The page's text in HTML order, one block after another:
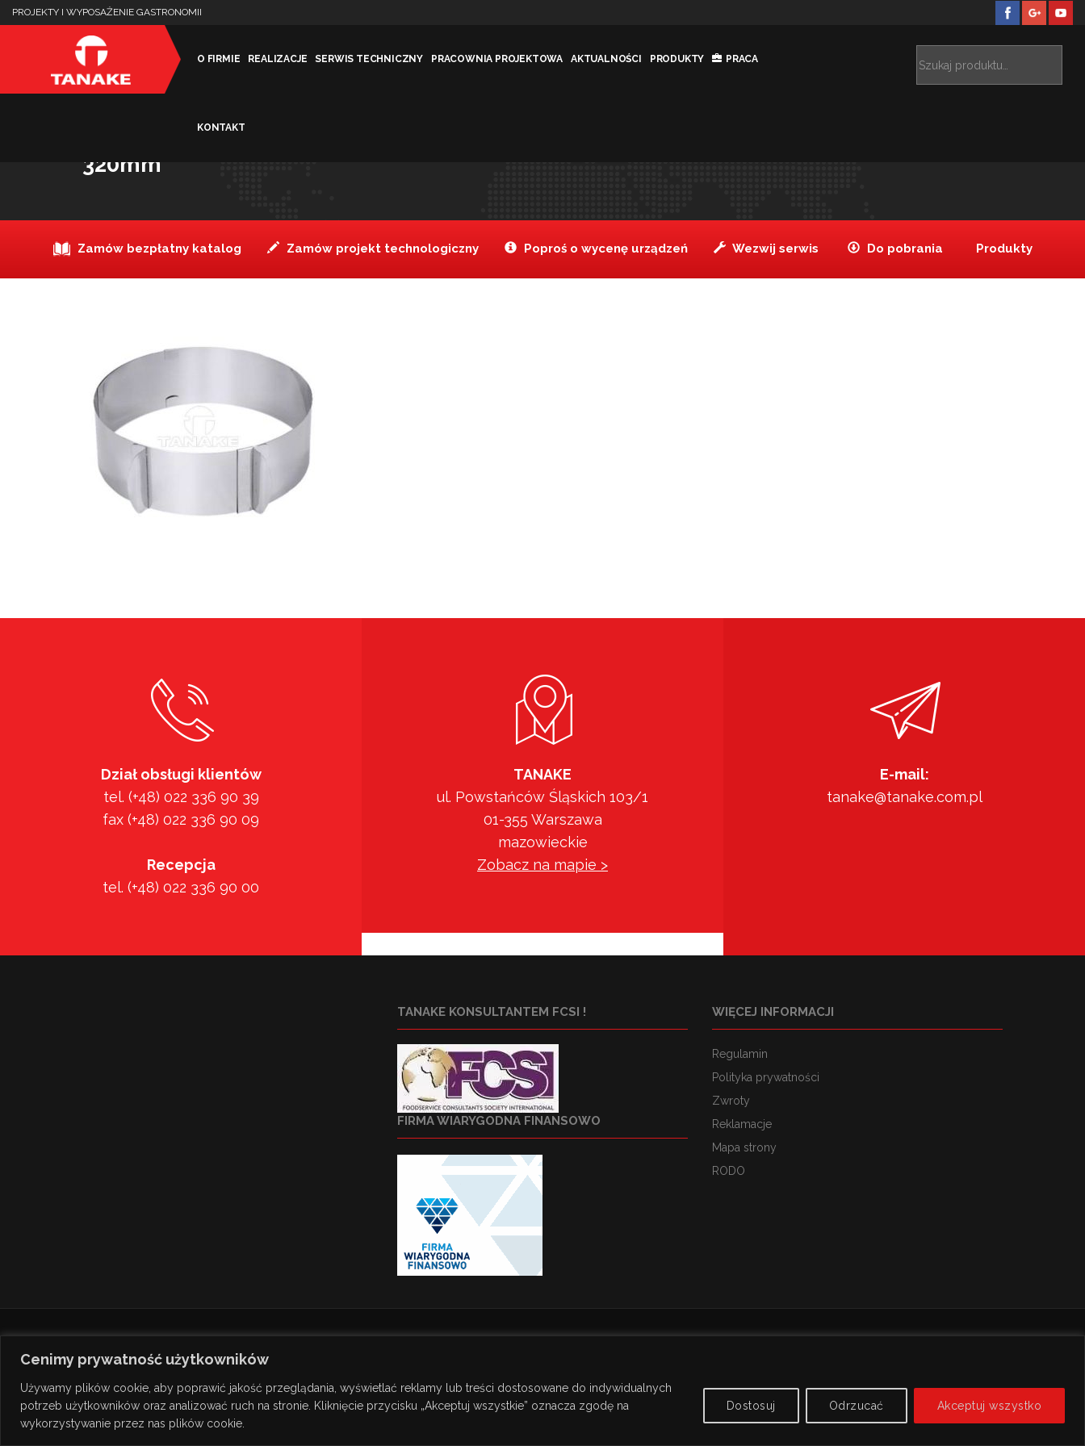
Cenimy prywatność użytkowników
Używamy plików cookie, aby poprawić jakość przeglądania, wyświetlać reklamy lub treści dostosowane do indywidualnych
potrzeb użytkowników oraz analizować ruch na stronie. Kliknięcie przycisku „Akceptuj wszystkie” oznacza zgodę na
wykorzystywanie przez nas plików cookie.
Dostosuj Odrzucać Akceptuj wszystko
PROJEKTY I WYPOSAŻENIE GASTRONOMII
O FIRMIE REALIZACJE SERWIS TECHNICZNY PRACOWNIA PROJEKTOWA AKTUALNOŚCI PRODUKTY PRACA
KONTAKT
320mm
Zamów bezpłatny katalog Zamów projekt technologiczny Poproś o wycenę urządzeń Wezwij serwis Do pobrania Produkty
Dział obsługi klientów
tel. (+48) 022 336 90 39
fax (+48) 022 336 90 09
Recepcja
tel. (+48) 022 336 90 00
TANAKE
ul. Powstańców Śląskich 103/1
01-355 Warszawa
mazowieckie
Zobacz na mapie >
E-mail:
tanake@tanake.com.pl
TANAKE KONSULTANTEM FCSI !
FIRMA WIARYGODNA FINANSOWO
WIĘCEJ INFORMACJI
Regulamin
Polityka prywatności
Zwroty
Reklamacje
Mapa strony
RODO
© Copyright 2026TANAKE